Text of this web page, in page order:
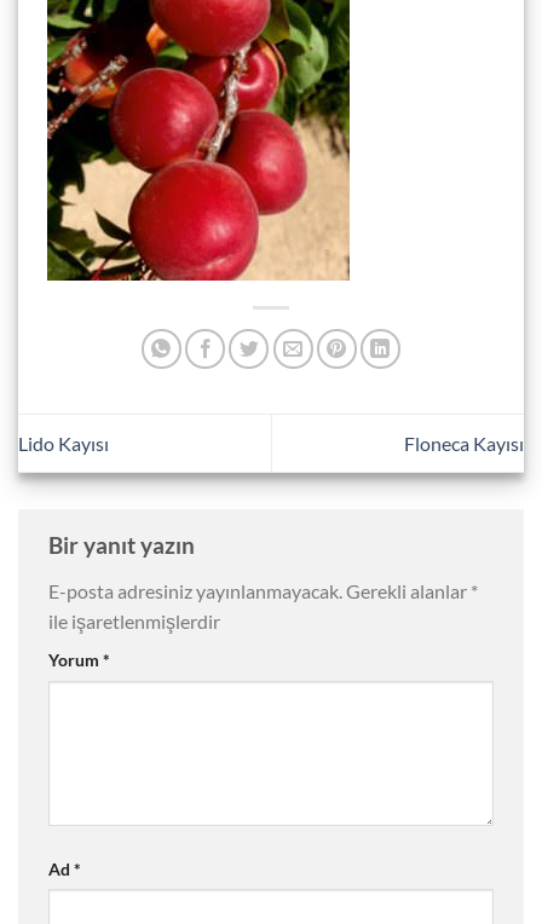
Lido Kayısı Floneca Kayısı
Bir yanıt yazın
E-posta adresiniz yayınlanmayacak. Gerekli alanlar *
ile işaretlenmişlerdir
Yorum *
Ad *